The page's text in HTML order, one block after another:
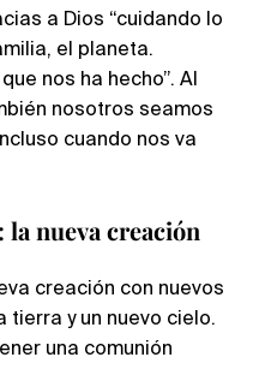
a Dios “cuidando lo
el planeta.
nos ha hecho”. Al
nosotros seamos
cuando nos va
nueva creación
creación con nuevos
tierra y un nuevo cielo.
una comunión